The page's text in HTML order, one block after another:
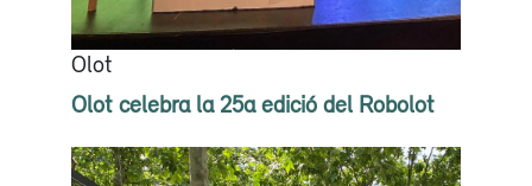
Olot
Olot celebra la 25a edició del Robolot